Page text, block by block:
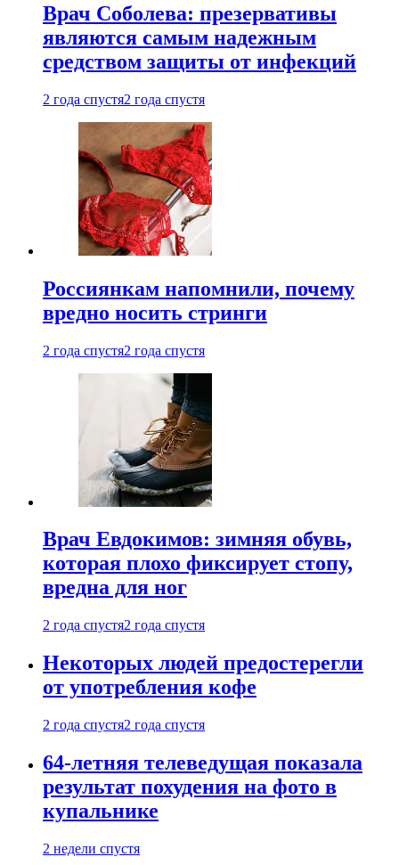
Врач Соболева: презервативы
являются самым надежным
средством защиты от инфекций
2 года спустя2 года спустя
Россиянкам напомнили, почему
вредно носить стринги
2 года спустя2 года спустя
Врач Евдокимов: зимняя обувь,
которая плохо фиксирует стопу,
вредна для ног
2 года спустя2 года спустя
Некоторых людей предостерегли
от употребления кофе
2 года спустя2 года спустя
64-летняя телеведущая показала
результат похудения на фото в
купальнике
2 недели спустя